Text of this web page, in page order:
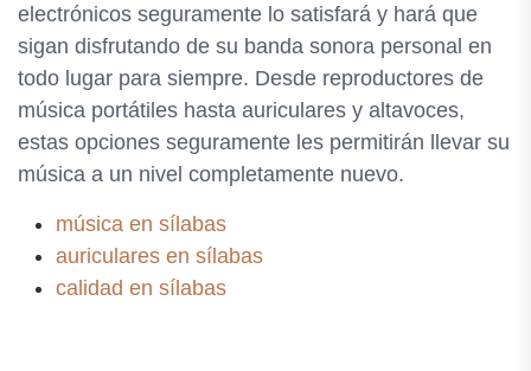
electrónicos seguramente lo satisfará y hará que
sigan disfrutando de su banda sonora personal en
todo lugar para siempre. Desde reproductores de
música portátiles hasta auriculares y altavoces,
estas opciones seguramente les permitirán llevar su
música a un nivel completamente nuevo.
música en sílabas
auriculares en sílabas
calidad en sílabas